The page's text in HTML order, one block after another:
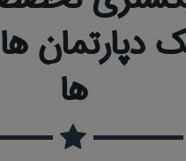
دپارتمان
ها